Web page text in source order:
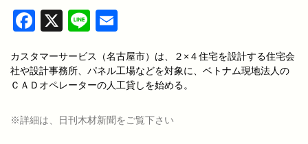
Facebook
X Line
カスタマーサービス（名古屋市）は、２×４住宅を設計する住宅会
社や設計事務所、パネル工場などを対象に、ベトナム現地法人の
ＣＡＤオペレーターの人工貸しを始める。
※詳細は、日刊木材新聞をご覧下さい